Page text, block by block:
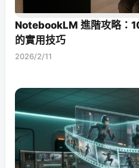
NotebookLM 進階攻略：
的實用技巧
2026/2/11